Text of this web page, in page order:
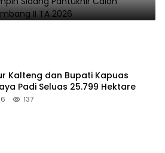
Kalteng dan Bupati Kapuas
Padi Seluas 25.799 Hektare
137